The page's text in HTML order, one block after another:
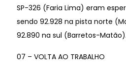
SP-326 (Faria Lima) eram
sendo 92.928 na pista norte
92.890 na sul (Barretos-Matão).
07 – VOLTA AO TRABALHO